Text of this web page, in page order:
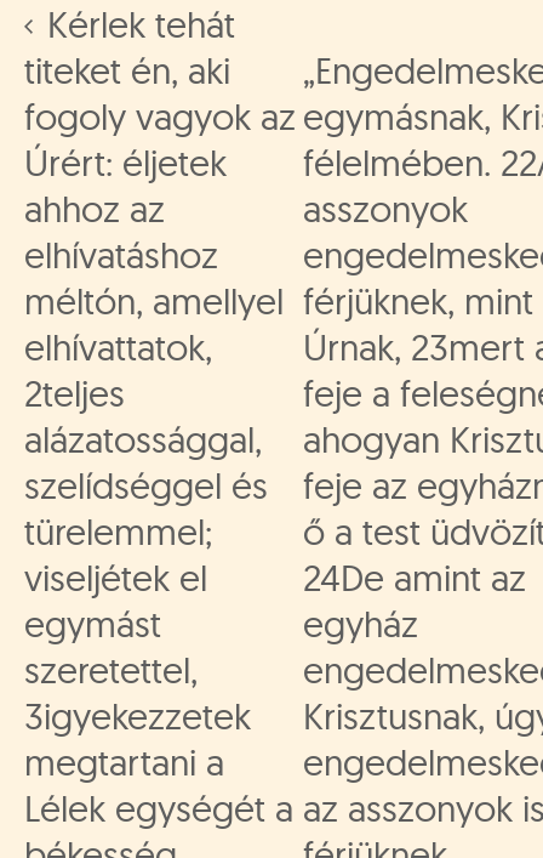
Kérlek tehát
titeket én, aki
fogoly vagyok az
Úrért: éljetek
ahhoz az
elhívatáshoz
méltón, amellyel
elhívattatok,
2teljes
alázatossággal,
szelídséggel és
türelemmel;
viseljétek el
egymást
szeretettel,
3igyekezzetek
megtartani a
Lélek egységét a
egymásnak,
félelmében.
asszonyok
férjüknek, mint
Úrnak, 23mert
feje a
ahogyan
feje az
ő a test
24De amint az
egyház
Krisztusnak,
az asszonyok